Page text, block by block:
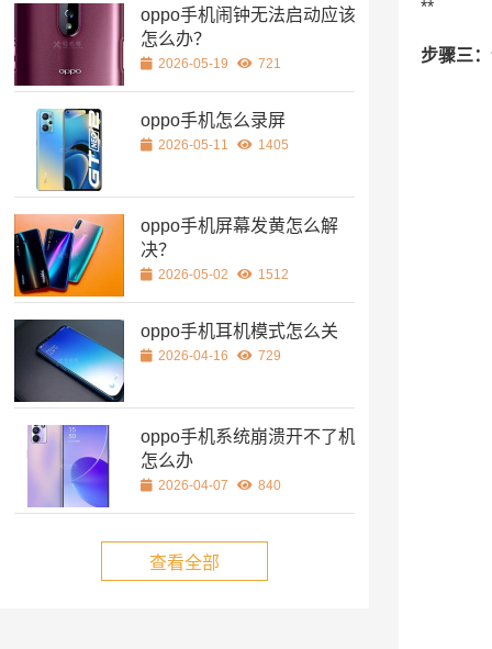
**
步骤三
oppo手机闹钟无法启动应该
怎么办？
2026-05-19 721
oppo手机怎么录屏
2026-05-11 1405
oppo手机屏幕发黄怎么解
决？
2026-05-02 1512
oppo手机耳机模式怎么关
2026-04-16 729
oppo手机系统崩溃开不了机
怎么办
2026-04-07 840
查看全部